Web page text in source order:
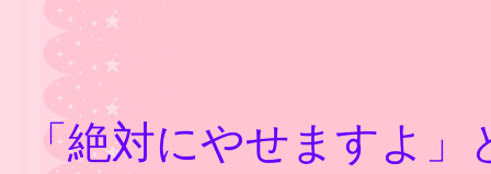
「絶対にやせますよ